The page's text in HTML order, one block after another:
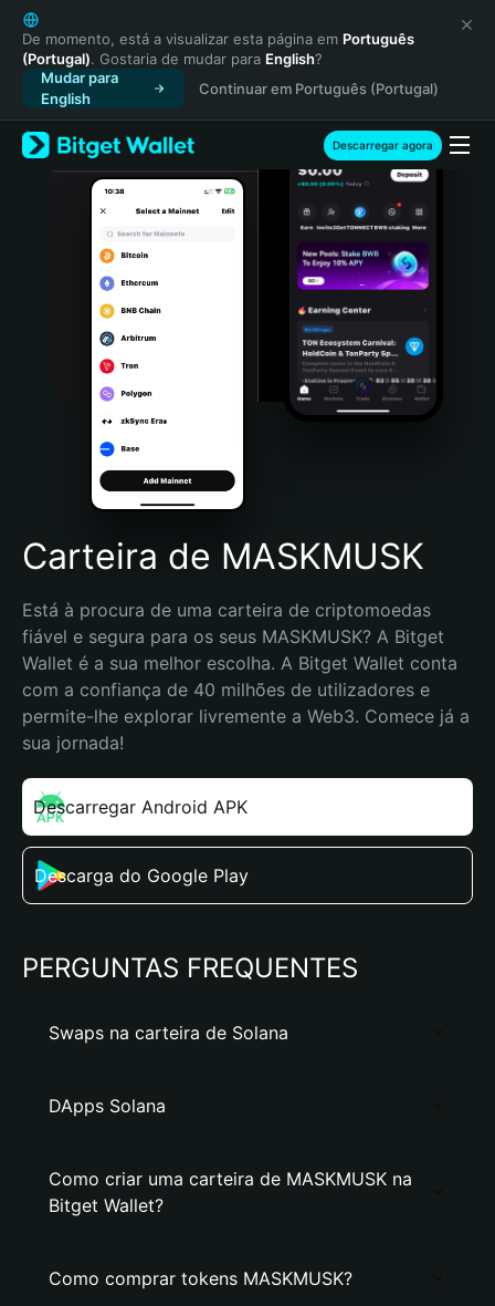
English
日本語
Tiếng Việt
Русский
Español (Latinoamérica)
Türkçe
Italiano
Português (Portugal)
Bahasa Indonesia
Português (Brasil)
Español (Argentina)
De momento, está a visualizar esta página em Português
(Portugal). Gostaria de mudar para English?
Mudar para
English
Continuar em Português (Portugal)
Descarregar agora
Carteira de MASKMUSK
Está à procura de uma carteira de criptomoedas
fiável e segura para os seus MASKMUSK? A Bitget
Wallet é a sua melhor escolha. A Bitget Wallet conta
com a confiança de 40 milhões de utilizadores e
permite-lhe explorar livremente a Web3. Comece já a
sua jornada!
Descarregar Android APK
Descarga do Google Play
PERGUNTAS FREQUENTES
Swaps na carteira de Solana
DApps Solana
Como criar uma carteira de MASKMUSK na
Bitget Wallet?
Como comprar tokens MASKMUSK?